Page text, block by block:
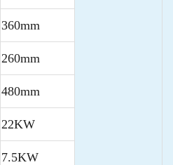
360mm
260mm
480mm
22KW
7.5KW